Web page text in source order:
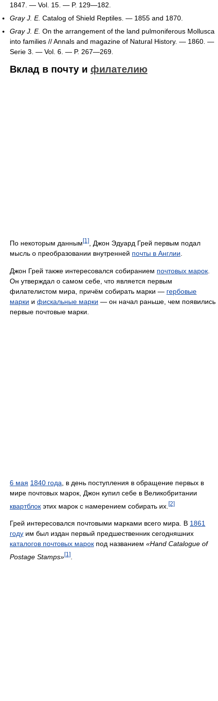
1847. — Vol. 15. — P. 129—182.
Gray J. E. Catalog of Shield Reptiles. — 1855 and 1870.
Gray J. E. On the arrangement of the land pulmoniferous Mollusca
into families // Annals and magazine of Natural History. — 1860. —
Serie 3. — Vol. 6. — P. 267—269.
Вклад в почту и филателию
По некоторым данным[1]
, Джон Эдуард Грей первым подал
мысль о преобразовании внутренней почты в Англии
Джон Грей также интересовался собиранием почтовых марок
Он утверждал о самом себе, что является первым
филателистом мира, причём собирать марки — гербовые
марки и фискальные марки — он начал раньше, чем появились
первые почтовые марки.
6 мая 1840 года , в день поступления в обращение первых в
мире почтовых марок, Джон купил себе в Великобритании
квартблок этих марок с намерением собирать их. [2]
Грей интересовался почтовыми марками всего мира. В 1861
году им был издан первый предшественник сегодняшних
каталогов почтовых марок под названием «Hand Catalogue of
Postage Stamps»[1]